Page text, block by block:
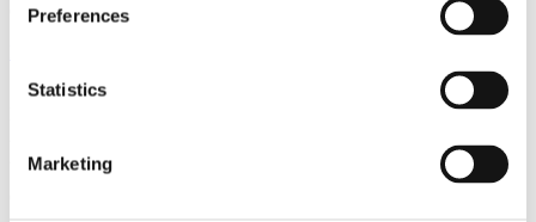
Preferences
Statistics
Marketing
Confindustria Alberghi.
12
2018